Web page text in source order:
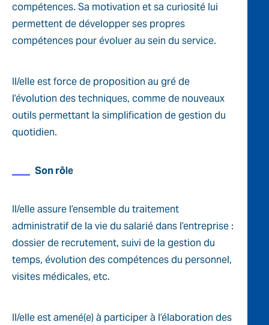
compétences. Sa motivation et sa curiosité lui
permettent de développer ses propres
compétences pour évoluer au sein du service.
Il/elle est force de proposition au gré de
l’évolution des techniques, comme de nouveaux
outils permettant la simplification de gestion du
quotidien.
Son rôle
Il/elle assure l’ensemble du traitement
administratif de la vie du salarié dans l’entreprise :
dossier de recrutement, suivi de la gestion du
temps, évolution des compétences du personnel,
visites médicales, etc.
Il/elle est amené(e) à participer à l’élaboration des